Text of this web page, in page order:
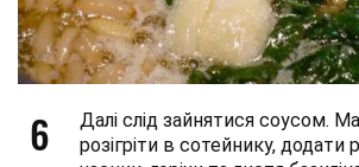
6
Далі слід зайнятися соусом.
розігріти в сотейнику, додати